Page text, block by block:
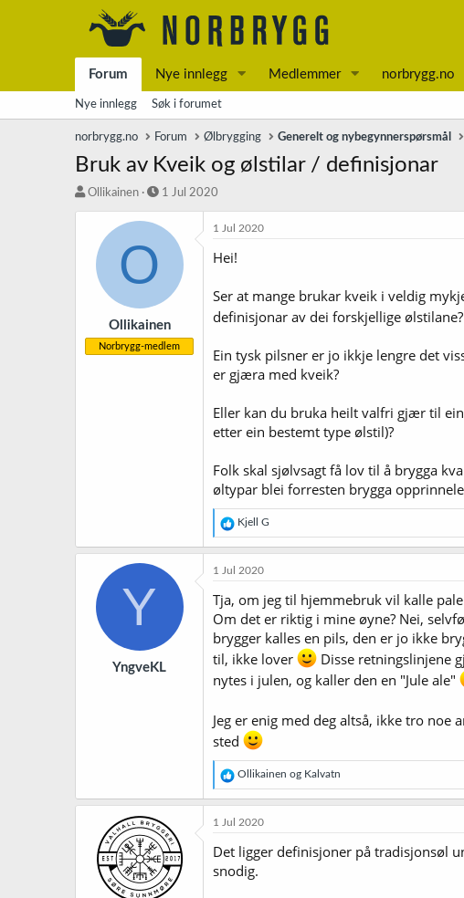
Forum Nye innlegg Medlemmer norbrygg.no
Nye innlegg Søk i forumet
norbrygg.no Forum Ølbrygging Generelt og nybegynnerspørsmål
Bruk av Kveik og ølstilar / definisjonar
T
e
r
Ollikainen
S
a
t
o
1 Jul 2020
O
Ollikainen
Norbrygg-medlem
1 Jul 2020
Hei!
Ser at mange brukar kveik i veldig
definisjonar av dei forskjellige
Ein tysk pilsner er jo ikkje lengre det
er gjæra med kveik?
Eller kan du bruka heilt valfri gjær til
etter ein bestemt type ølstil)?
Folk skal sjølvsagt få lov til å brygga
øltypar blei forresten brygga
R
e
a
k
o
n
e
r
:
Kjell G
Y
YngveKL
1 Jul 2020
Tja, om jeg til hjemmebruk vil kalle
Om det er riktig i mine øyne? Nei,
brygger kalles en pils, den er jo ikke
til, ikke lover
Disse retningslinjene
nytes i julen, og kaller den en "Jule ale"
Jeg er enig med deg altså, ikke tro noe
sted
R
e
a
k
o
n
Ollikainen og Kalvatn
1 Jul 2020
Det ligger definisjoner på tradisjonsøl
snodig.